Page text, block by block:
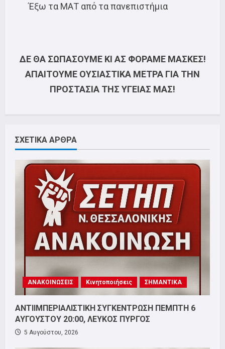
Έξω τα ΜΑΤ από τα πανεπιστήμια
ΔΕ ΘΑ ΣΩΠΑΣΟΥΜΕ ΚΙ ΑΣ ΦΟΡΑΜΕ ΜΑΣΚΕΣ!
ΑΠΑΙΤΟΥΜΕ ΟΥΣΙΑΣΤΙΚΑ ΜΕΤΡΑ ΓΙΑ ΤΗΝ
ΠΡΟΣΤΑΣΙΑ ΤΗΣ ΥΓΕΙΑΣ ΜΑΣ!
ΣΧΕΤΙΚΑ ΑΡΘΡΑ
ΑΝΑΚΟΙΝΩΣΕΙΣ Κινητοποιήσεις ΣΗΜΑΝΤΙΚΑ
ΑΝΤΙΙΜΠΕΡΙΑΛΙΣΤΙΚΗ ΣΥΓΚΕΝΤΡΩΣΗ ΠΕΜΠΤΗ 6
ΑΥΓΟΥΣΤΟΥ 20:00, ΛΕΥΚΟΣ ΠΥΡΓΟΣ
5 Αυγούστου, 2026